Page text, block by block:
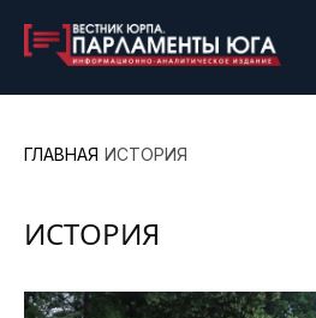
ГЛАВНАЯ ИСТОРИЯ
ИСТОРИЯ